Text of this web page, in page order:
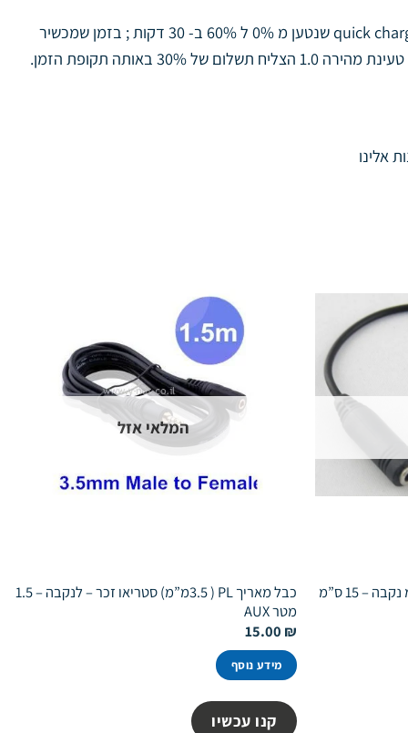
טעינה מהירהת עם 75% טעינה מהירה יותר ; בבדיקות מעבדה באמצעות סוללה של 3300mAh ; נבדקו מכשיר מהיר עם טעינת quick charge 2.0 שנטען מ 0% ל 60% ב- 30 דקות ; בזמן שמכשיר
אלינו
כבל אודיו ממיר2.5 מ”מ ל – 3.5 מ”מ נקבה – 15 ס”מ
המלאי אזל
כבל מאריך PL ( 3.5מ”מ) סטריאו זכר – לנקבה – 1.5
מטר AUX
15.00 ₪
מידע נוסף
קנו עכשיו